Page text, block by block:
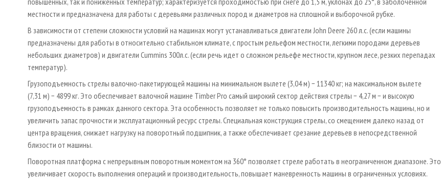
местности и предназначена для работы с деревьями различных пород и диаметров на сплошной и выборочной рубке.
В зависимости от степени сложности условий на машинах могут устанавливаться двигатели John Deere 260 л.с. (если машины
предназначены для работы в относительно стабильном климате, с простым рельефом местности, легкими породами деревьев
небольших диаметров) и двигатели Cummins 300л.с. (если речь идет о сложном рельефе местности, крупном лесе, резких перепадах
температур).
Грузоподъемность стрелы валочно-пакетирующей машины на минимальном вылете (3,04 м) − 11340 кг; на максимальном вылете
(7,31 м) − 4899 кг. Это обеспечивает валочной машине Timber Pro самый широкий сектор действия стрелы − 4,27 м − и высокую
грузоподъемность в рамках данного сектора. Эта особенность позволяет не только повысить производительность машины, но и
увеличить запас прочности и эксплуатационный ресурс стрелы. Специальная конструкция стрелы, со смещением далеко назад от
центра вращения, снижает нагрузку на поворотный подшипник, а также обеспечивает срезание деревьев в непосредственной
близости от машины.
Поворотная платформа с непрерывным поворотным моментом на 360° позволяет стреле работать в неограниченном диапазоне. Это
увеличивает скорость выполнения операций и производительность, повышает маневренность машины в ограниченных условиях.